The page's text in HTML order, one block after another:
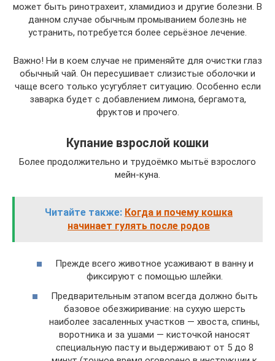
может быть ринотрахеит, хламидиоз и другие болезни. В
данном случае обычным промыванием болезнь не
устранить, потребуется более серьёзное лечение.
Важно! Ни в коем случае не применяйте для очистки глаз
обычный чай. Он пересушивает слизистые оболочки и
чаще всего только усугубляет ситуацию. Особенно если
заварка будет с добавлением лимона, бергамота,
фруктов и прочего.
Купание взрослой кошки
Более продолжительно и трудоёмко мытьё взрослого
мейн-куна.
Читайте также: Когда и почему кошка
начинает гулять после родов
Прежде всего животное усаживают в ванну и
фиксируют с помощью шлейки.
Предварительным этапом всегда должно быть
базовое обезжиривание: на сухую шерсть
наиболее засаленных участков — хвоста, спины,
воротника и за ушами — кисточкой наносят
специальную пасту и выдерживают от 5 до 8